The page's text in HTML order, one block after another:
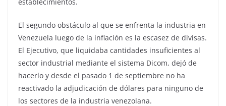
El segundo obstáculo al que se enfrenta la industria en
Venezuela luego de la inflación es la escasez de divisas.
El Ejecutivo, que liquidaba cantidades insuficientes al
sector industrial mediante el sistema Dicom, dejó de
hacerlo y desde el pasado 1 de septiembre no ha
reactivado la adjudicación de dólares para ninguno de
los sectores de la industria venezolana.